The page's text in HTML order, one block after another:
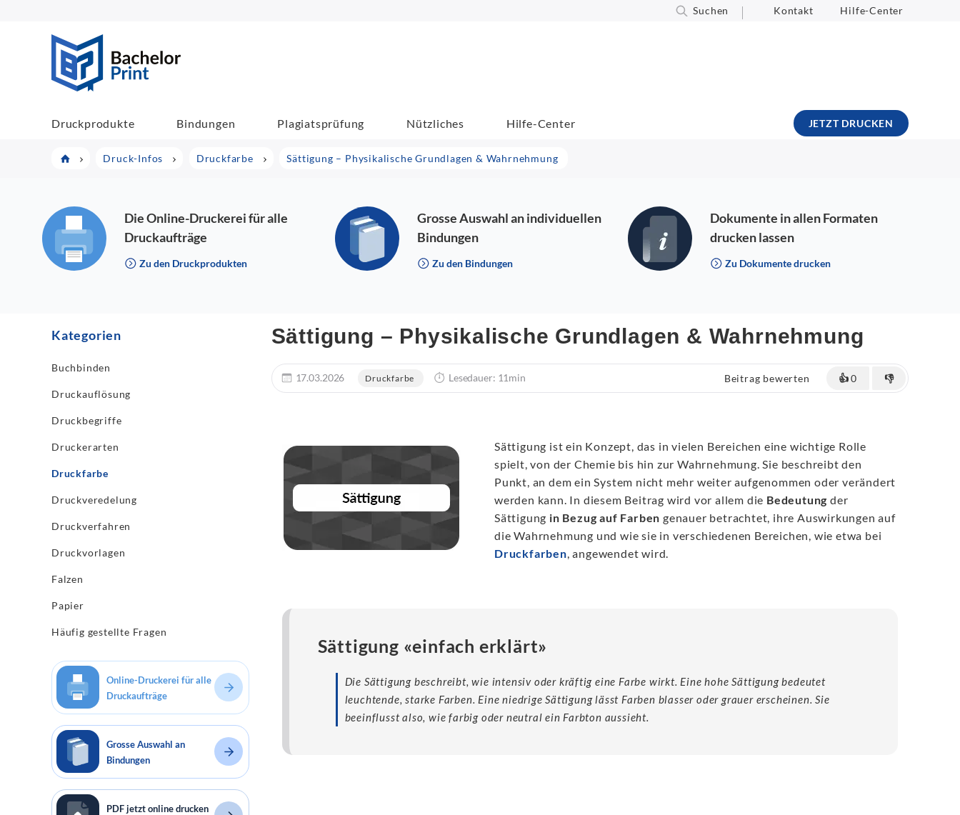
Suchen Kontakt Hilfe-Center
Druckprodukte Bindungen Plagiatsprüfung Nützliches Hilfe-Center JETZT DRUCKEN
Druck-Infos Druckfarbe Sättigung – Physikalische Grundlagen & Wahrnehmung
Die Online-Druckerei für alle
Druckaufträge
Zu den Druckprodukten
Grosse Auswahl an individuellen
Bindungen
Zu den Bindungen
Dokumente in allen Formaten
drucken lassen
Zu Dokumente drucken
Kategorien
Buchbinden
Druckauflösung
Druckbegriffe
Druckerarten
Druckfarbe
Druckveredelung
Druckverfahren
Druckvorlagen
Falzen
Papier
Häufig gestellte Fragen
Online-Druckerei für alle
Druckaufträge
Grosse Auswahl an
Bindungen
PDF jetzt online drucken
Sättigung – Physikalische Grundlagen & Wahrnehmung
17.03.2026 Druckfarbe Lesedauer: 11min Beitrag bewerten 👍0 👎
Sättigung ist ein Konzept, das in vielen Bereichen eine wichtige Rolle
spielt, von der Chemie bis hin zur Wahrnehmung. Sie beschreibt den
Punkt, an dem ein System nicht mehr weiter aufgenommen oder verändert
werden kann. In diesem Beitrag wird vor allem die Bedeutung der
Sättigung in Bezug auf Farben genauer betrachtet, ihre Auswirkungen auf
die Wahrnehmung und wie sie in verschiedenen Bereichen, wie etwa bei
Druckfarben, angewendet wird.
Sättigung «einfach erklärt»
Die Sättigung beschreibt, wie intensiv oder kräftig eine Farbe wirkt. Eine hohe Sättigung bedeutet
leuchtende, starke Farben. Eine niedrige Sättigung lässt Farben blasser oder grauer erscheinen. Sie
beeinflusst also, wie farbig oder neutral ein Farbton aussieht.